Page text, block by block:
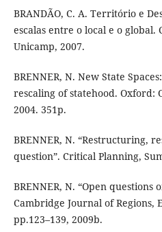
BRANDÃO, C. A. Território e
escalas entre o local e o global.
Unicamp, 2007.
BRENNER, N. New State
rescaling of statehood. Oxford:
2004. 351p.
BRENNER, N. “Restructuring,
question”. Critical Planning,
BRENNER, N. “Open questions
Cambridge Journal of Regions,
pp.123–139, 2009b.